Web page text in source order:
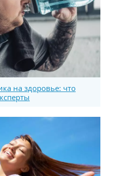
на здоровье: что